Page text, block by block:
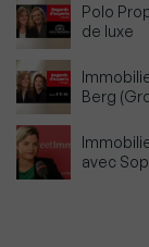
Polo
de luxe
Berg
avec